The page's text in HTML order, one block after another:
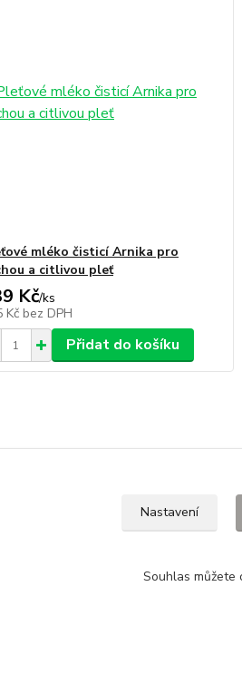
mléko čisticí Arnika pro
a citlivou pleť
Kč/ks
Kč bez DPH
Přidat do košíku
zařazeno v kategoriích
Nastavení
Souhlas můžete